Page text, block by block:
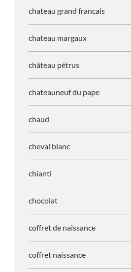
chateau grand francais
chateau margaux
château pétrus
chateauneuf du pape
chaud
cheval blanc
chianti
chocolat
coffret de naissance
coffret naissance